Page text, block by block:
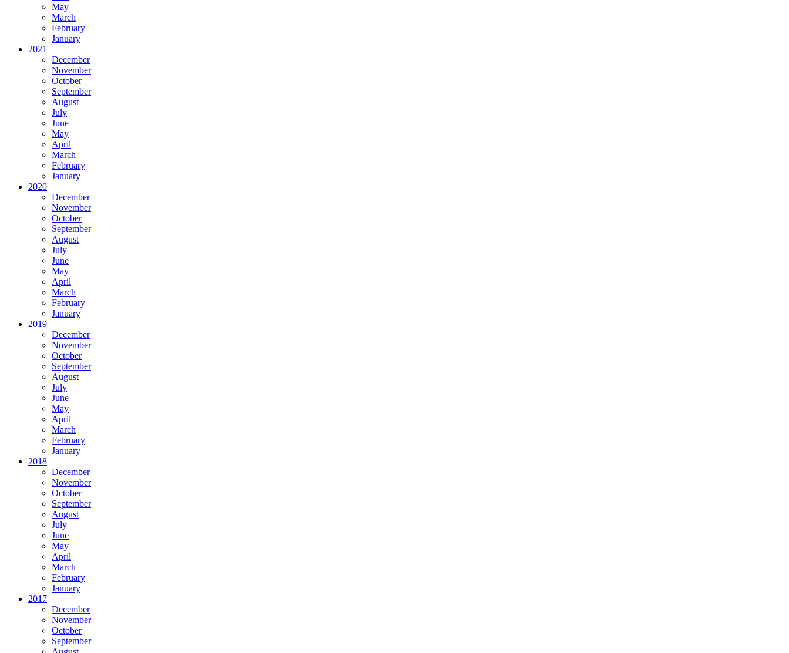
May
March
February
January
2021
December
November
October
September
August
July
June
May
April
March
February
January
2020
December
November
October
September
August
July
June
May
April
March
February
January
2019
December
November
October
September
August
July
June
May
April
March
February
January
2018
December
November
October
September
August
July
June
May
April
March
February
January
2017
December
November
October
September